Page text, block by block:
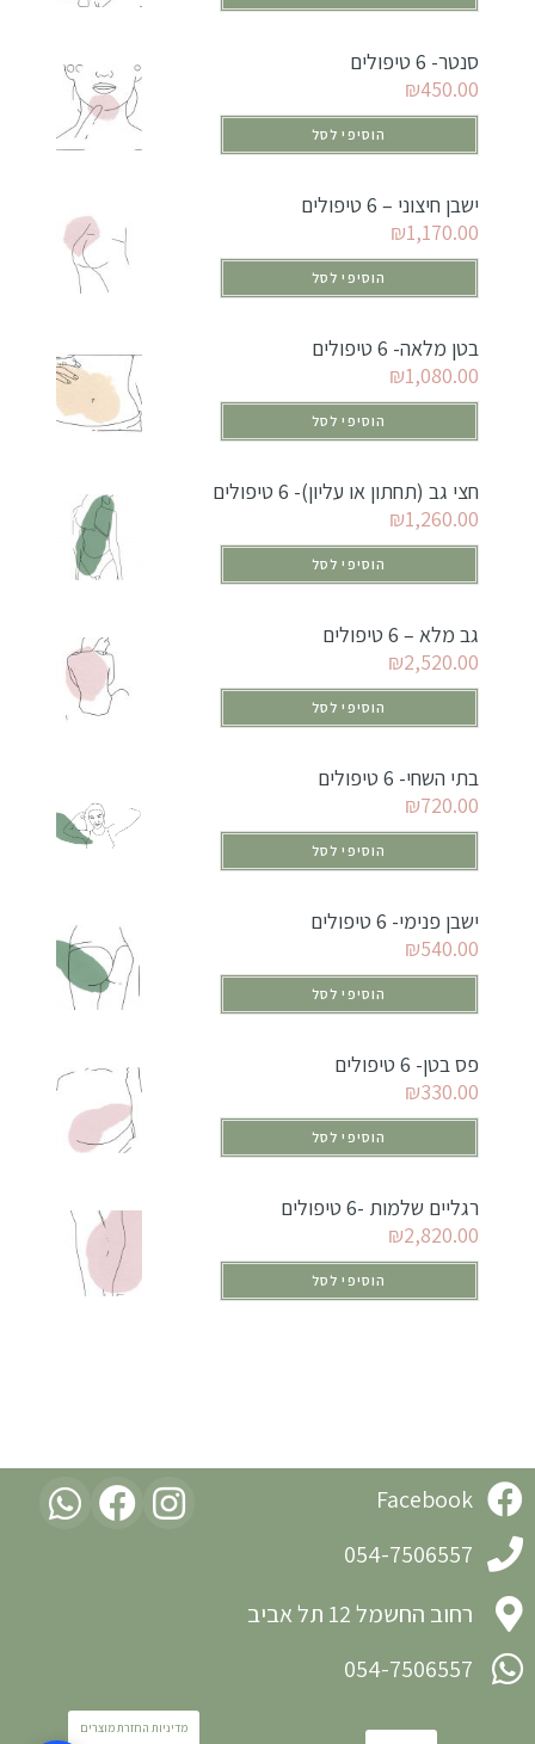
סנטר- 6 טיפולים
₪450.00
הוסיפי לסל
ישבן חיצוני – 6 טיפולים
₪1,170.00
הוסיפי לסל
בטן מלאה- 6 טיפולים
₪1,080.00
הוסיפי לסל
חצי גב (תחתון או עליון)- 6 טיפולים
₪1,260.00
הוסיפי לסל
גב מלא – 6 טיפולים
₪2,520.00
הוסיפי לסל
בתי השחי- 6 טיפולים
₪720.00
הוסיפי לסל
ישבן פנימי- 6 טיפולים
₪540.00
הוסיפי לסל
פס בטן- 6 טיפולים
₪330.00
הוסיפי לסל
רגליים שלמות -6 טיפולים
₪2,820.00
הוסיפי לסל
Facebook
054-7506557
רחוב החשמל 12 תל אביב
054-7506557
מדיניות החזרת מוצרים